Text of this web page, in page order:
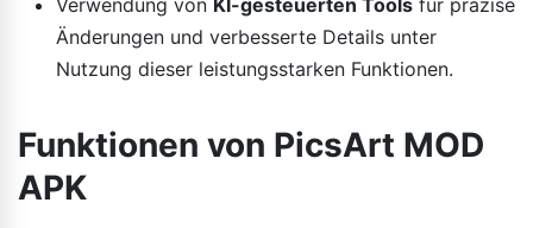
Änderungen und verbesserte Details unter
Nutzung dieser leistungsstarken Funktionen.
Funktionen von PicsArt MOD
APK